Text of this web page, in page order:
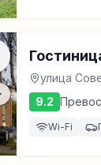
улица
9.2
Wi-Fi